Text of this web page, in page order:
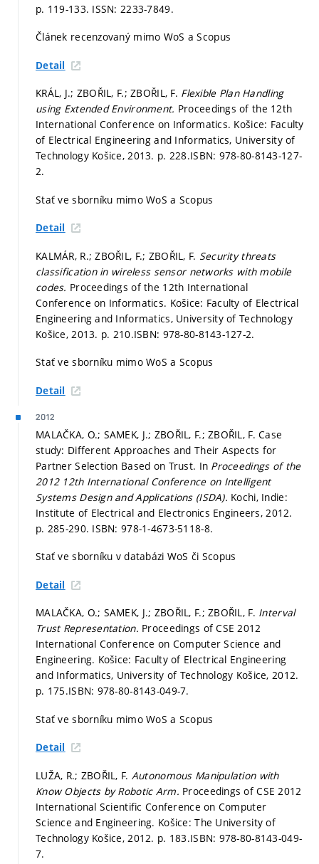
p. 119-133. ISSN: 2233-7849.
Článek recenzovaný mimo WoS a Scopus
Detail
KRÁL, J.; ZBOŘIL, F.; ZBOŘIL, F. Flexible Plan Handling
using Extended Environment. Proceedings of the 12th
International Conference on Informatics. Košice: Faculty
of Electrical Engineering and Informatics, University of
Technology Košice, 2013. p. 228.ISBN: 978-80-8143-127-
2.
Stať ve sborníku mimo WoS a Scopus
Detail
KALMÁR, R.; ZBOŘIL, F.; ZBOŘIL, F. Security threats
classification in wireless sensor networks with mobile
codes. Proceedings of the 12th International
Conference on Informatics. Košice: Faculty of Electrical
Engineering and Informatics, University of Technology
Košice, 2013. p. 210.ISBN: 978-80-8143-127-2.
Stať ve sborníku mimo WoS a Scopus
Detail
2012
MALAČKA, O.; SAMEK, J.; ZBOŘIL, F.; ZBOŘIL, F. Case
study: Different Approaches and Their Aspects for
Partner Selection Based on Trust. In Proceedings of the
2012 12th International Conference on Intelligent
Systems Design and Applications (ISDA). Kochi, Indie:
Institute of Electrical and Electronics Engineers, 2012.
p. 285-290. ISBN: 978-1-4673-5118-8.
Stať ve sborníku v databázi WoS či Scopus
Detail
MALAČKA, O.; SAMEK, J.; ZBOŘIL, F.; ZBOŘIL, F. Interval
Trust Representation. Proceedings of CSE 2012
International Conference on Computer Science and
Engineering. Košice: Faculty of Electrical Engineering
and Informatics, University of Technology Košice, 2012.
p. 175.ISBN: 978-80-8143-049-7.
Stať ve sborníku mimo WoS a Scopus
Detail
LUŽA, R.; ZBOŘIL, F. Autonomous Manipulation with
Know Objects by Robotic Arm. Proceedings of CSE 2012
International Scientific Conference on Computer
Science and Engineering. Košice: The University of
Technology Košice, 2012. p. 183.ISBN: 978-80-8143-049-
7.